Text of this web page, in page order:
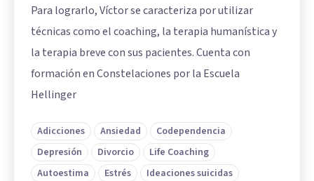
Para lograrlo, Víctor se caracteriza por utilizar
técnicas como el coaching, la terapia humanística y
la terapia breve con sus pacientes. Cuenta con
formación en Constelaciones por la Escuela
Hellinger
Adicciones Ansiedad
Codependencia
Depresión
Divorcio
Life Coaching
Autoestima
Estrés
Ideaciones suicidas